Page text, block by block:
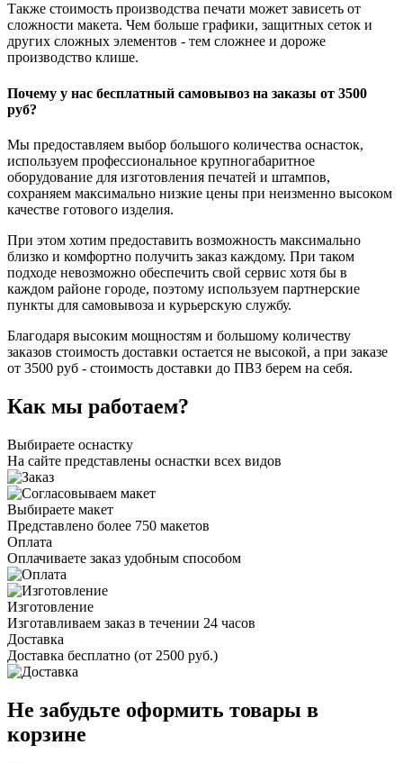
Также стоимость производства печати может зависеть от
сложности макета. Чем больше графики, защитных сеток и
других сложных элементов - тем сложнее и дороже
производство клише.
Почему у нас бесплатный самовывоз на заказы от 3500
руб?
Мы предоставляем выбор большого количества оснасток,
используем профессиональное крупногабаритное
оборудование для изготовления печатей и штампов,
сохраняем максимально низкие цены при неизменно высоком
качестве готового изделия.
При этом хотим предоставить возможность максимально
близко и комфортно получить заказ каждому. При таком
подходе невозможно обеспечить свой сервис хотя бы в
каждом районе городе, поэтому используем партнерские
пункты для самовывоза и курьерскую службу.
Благодаря высоким мощностям и большому количеству
заказов стоимость доставки остается не высокой, а при заказе
от 3500 руб - стоимость доставки до ПВЗ берем на себя.
Как мы работаем?
Выбираете оснастку
На сайте представлены оснастки всех видов
Выбираете макет
Представлено более 750 макетов
Оплата
Оплачиваете заказ удобным способом
Изготовление
Изготавливаем заказ в течении 24 часов
Доставка
Доставка бесплатно (от 2500 руб.)
Не забудьте оформить товары в
корзине